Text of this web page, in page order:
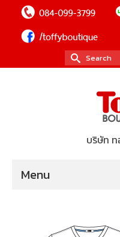
Search
for:
บริษัท
Menu